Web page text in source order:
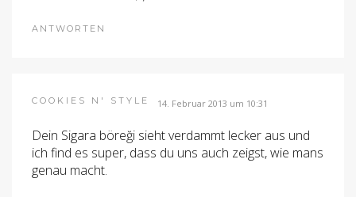
ANTWORTEN
COOKIES N' STYLE 14. Februar 2013 um 10:31
Dein Sigara böreği sieht verdammt lecker aus und
ich find es super, dass du uns auch zeigst, wie mans
genau macht.